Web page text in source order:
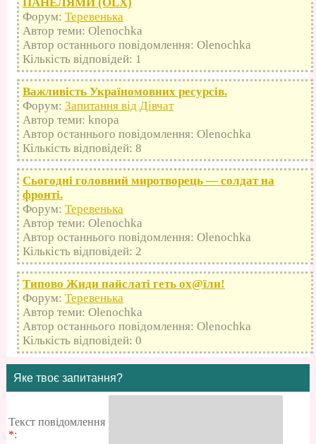
Форум: Теревенька
Автор теми: Olenochka
Автор останнього повідомлення: Olenochka
Кількість відповідей: 1
Важливість Україномовних ресурсів.
Форум: Запитання від Дівчат
Автор теми: knopa
Автор останнього повідомлення: Olenochka
Кількість відповідей: 8
Сьогодні головний миротворець — солдат на
фронті.
Форум: Теревенька
Автор теми: Olenochka
Автор останнього повідомлення: Olenochka
Кількість відповідей: 2
Типово Жиди пайслаті геть оx@їли!
Форум: Теревенька
Автор теми: Olenochka
Автор останнього повідомлення: Olenochka
Кількість відповідей: 0
Яке твоє запитання?
Текст повідомлення
*: